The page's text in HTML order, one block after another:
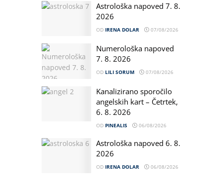
Astrološka napoved 7. 8.
2026
OD IRENA DOLAR 07/08/2026
Numerološka napoved
7. 8. 2026
OD LILI SORUM 07/08/2026
Kanalizirano sporočilo
angelskih kart – Četrtek,
6. 8. 2026
OD PINEALIS 06/08/2026
Astrološka napoved 6. 8.
2026
OD IRENA DOLAR 06/08/2026